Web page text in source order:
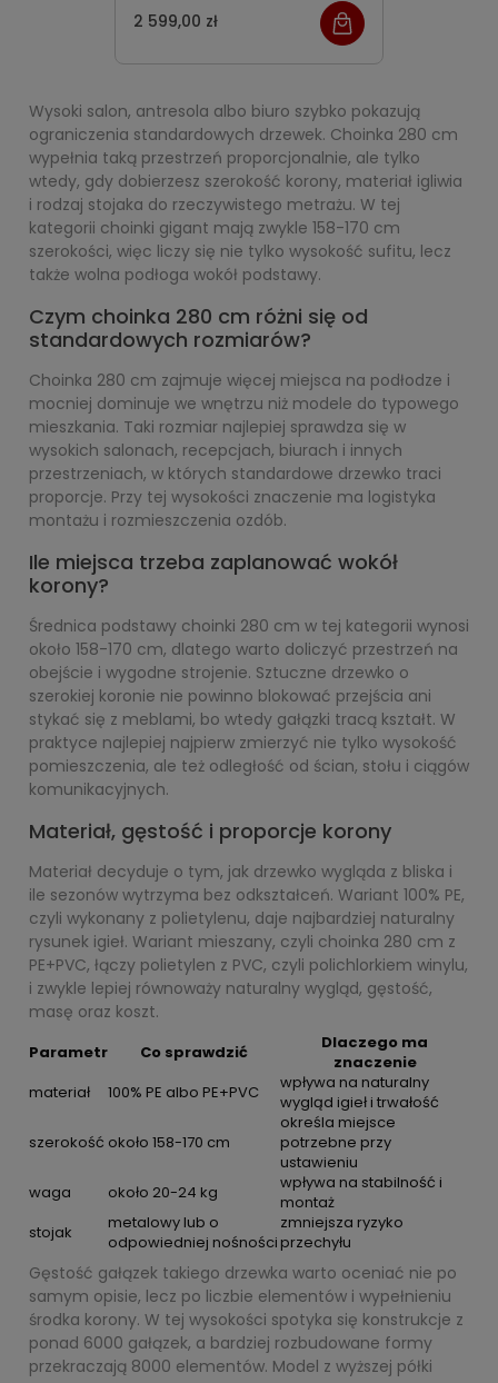
dostępny na zamówienie -
realizacja 3 dni robocze
2 599,00 zł
Wysoki salon, antresola albo biuro szybko pokazują
ograniczenia standardowych drzewek. Choinka 280 cm
wypełnia taką przestrzeń proporcjonalnie, ale tylko
wtedy, gdy dobierzesz szerokość korony, materiał igliwia
i rodzaj stojaka do rzeczywistego metrażu. W tej
kategorii choinki gigant mają zwykle 158-170 cm
szerokości, więc liczy się nie tylko wysokość sufitu, lecz
także wolna podłoga wokół podstawy.
Czym choinka 280 cm różni się od
standardowych rozmiarów?
Choinka 280 cm zajmuje więcej miejsca na podłodze i
mocniej dominuje we wnętrzu niż modele do typowego
mieszkania. Taki rozmiar najlepiej sprawdza się w
wysokich salonach, recepcjach, biurach i innych
przestrzeniach, w których standardowe drzewko traci
proporcje. Przy tej wysokości znaczenie ma logistyka
montażu i rozmieszczenia ozdób.
Ile miejsca trzeba zaplanować wokół
korony?
Średnica podstawy choinki 280 cm w tej kategorii wynosi
około 158-170 cm, dlatego warto doliczyć przestrzeń na
obejście i wygodne strojenie. Sztuczne drzewko o
szerokiej koronie nie powinno blokować przejścia ani
stykać się z meblami, bo wtedy gałązki tracą kształt. W
praktyce najlepiej najpierw zmierzyć nie tylko wysokość
pomieszczenia, ale też odległość od ścian, stołu i ciągów
komunikacyjnych.
Materiał, gęstość i proporcje korony
Materiał decyduje o tym, jak drzewko wygląda z bliska i
ile sezonów wytrzyma bez odkształceń. Wariant 100% PE,
czyli wykonany z polietylenu, daje najbardziej naturalny
rysunek igieł. Wariant mieszany, czyli choinka 280 cm z
PE+PVC, łączy polietylen z PVC, czyli polichlorkiem winylu,
i zwykle lepiej równoważy naturalny wygląd, gęstość,
masę oraz koszt.
Parametr Co sprawdzić
Dlaczego ma
znaczenie
materiał
100% PE albo PE+PVC
wpływa na naturalny
wygląd igieł i trwałość
szerokość około 158-170 cm
określa miejsce
potrzebne przy
ustawieniu
waga
około 20-24 kg
wpływa na stabilność i
montaż
stojak
metalowy lub o
odpowiedniej nośności
zmniejsza ryzyko
przechyłu
Gęstość gałązek takiego drzewka warto oceniać nie po
samym opisie, lecz po liczbie elementów i wypełnieniu
środka korony. W tej wysokości spotyka się konstrukcje z
ponad 6000 gałązek, a bardziej rozbudowane formy
przekraczają 8000 elementów. Model z wyższej półki